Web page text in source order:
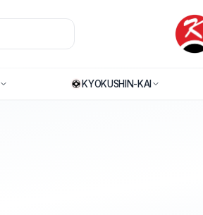
KYOKUSHIN-KAI